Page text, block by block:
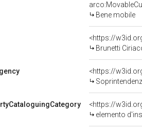
Bene mobile
<https://
Brunetti
<https://
<https://
elemento